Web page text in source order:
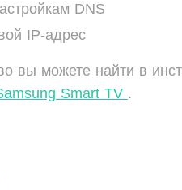
DNS
IP-адрес
вы можете найти в
Smart TV .